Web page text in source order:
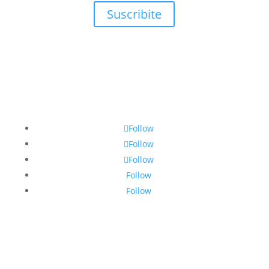
Suscribite
Follow
Follow
Follow
Follow
Follow